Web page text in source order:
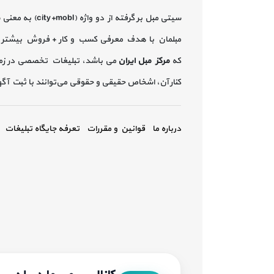
سیتی مبل بر گرفته از دو واژه (city+mobl) به معنی
مبلمان با هدف معرفی کسب و کار + فروش
کهمرکز مبل ایران می باشد، تبلیغات تخصصی در
کنار آن، اشخاص حقیقی و حقوقی می‌توانند با
درباره ما قوانین و مقررات تعرفه جایگاه تبلیغات